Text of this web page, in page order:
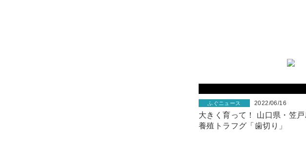
ふぐニュース 2022/06/16
大きく育って！ 山口県・笠
養殖トラフグ「歯切り」